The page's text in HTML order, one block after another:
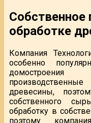
Собственное
обработке
Компания
особенно
древесины,
собственного
обработку в
поэтому